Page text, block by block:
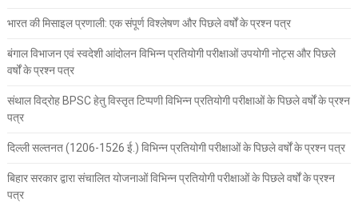
भारत की मिसाइल प्रणाली: एक संपूर्ण विश्लेषण और पिछले वर्षों के प्रश्न पत्र
बंगाल विभाजन एवं स्वदेशी आंदोलन विभिन्न प्रतियोगी परीक्षाओं उपयोगी नोट्स और पिछले
वर्षों के प्रश्न पत्र
संथाल विद्रोह BPSC हेतु विस्तृत टिप्पणी विभिन्न प्रतियोगी परीक्षाओं के पिछले वर्षों के प्रश्न
पत्र
दिल्ली सल्तनत (1206-1526 ई.) विभिन्न प्रतियोगी परीक्षाओं के पिछले वर्षों के प्रश्न पत्र
बिहार सरकार द्वारा संचालित योजनाओं विभिन्न प्रतियोगी परीक्षाओं के पिछले वर्षों के प्रश्न
पत्र